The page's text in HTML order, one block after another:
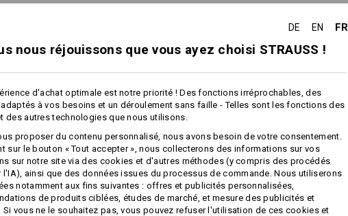
DE PANTALON
en 3 étapes
DE EN FR
nous réjouissons que vous ayez choisi STRAUSS !
d'achat optimale est notre priorité ! Des fonctions irréprochables, des
à vos besoins et un déroulement sans faille - Telles sont les fonctions des
des autres technologies que nous utilisons.
proposer du contenu personnalisé, nous avons besoin de votre consentement.
sur le bouton « Tout accepter », nous collecterons des informations sur vos
sur notre site via des cookies et d'autres méthodes (y compris des procédés
l'IA), ainsi que des données issues du processus de commande. Nous utiliserons
notamment aux fins suivantes : offres et publicités personnalisées,
de produits ciblées, études de marché, et mesure des publicités et
Si vous ne le souhaitez pas, vous pouvez refuser l'utilisation de ces cookies et